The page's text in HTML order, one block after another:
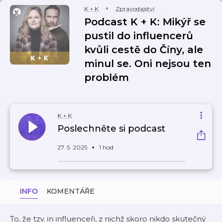
K + K Zpravodajství
Podcast K + K: Mikýř se
pustil do influencerů
kvůli cestě do Číny, ale
minul se. Oni nejsou ten
problém
K + K
Poslechněte si podcast
27. 5. 2025 1 hod
INFO KOMENTÁŘE
To, že tzv. in influenceři, z nichž skoro nikdo skutečný